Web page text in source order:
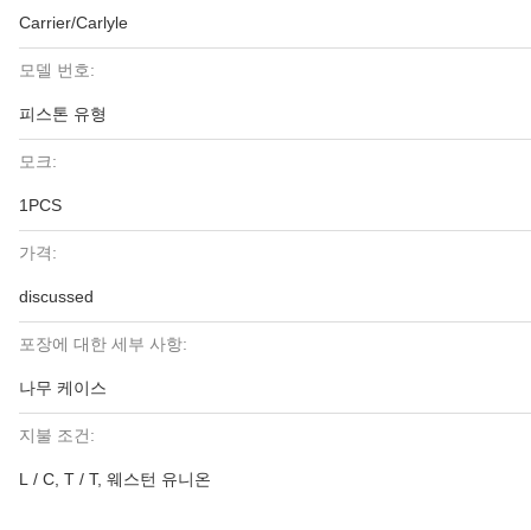
Carrier/Carlyle
모델 번호:
피스톤 유형
모크:
1PCS
가격:
discussed
포장에 대한 세부 사항:
나무 케이스
지불 조건:
L / C, T / T, 웨스턴 유니온